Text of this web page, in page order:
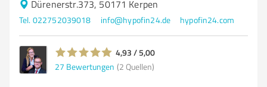
Dürenerstr.373, 50171 Kerpen
Tel. 022752039018 info@hypofin24.de hypofin24.com
4,93 / 5,00
27 Bewertungen (2 Quellen)